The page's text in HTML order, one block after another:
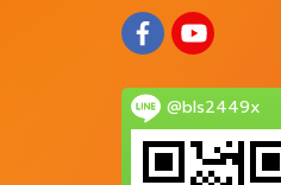
@bls2449x